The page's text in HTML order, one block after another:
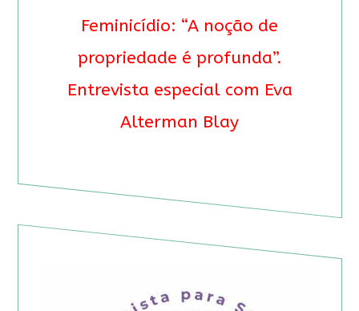
Feminicídio: “A noção de
propriedade é profunda”.
Entrevista especial com Eva
Alterman Blay